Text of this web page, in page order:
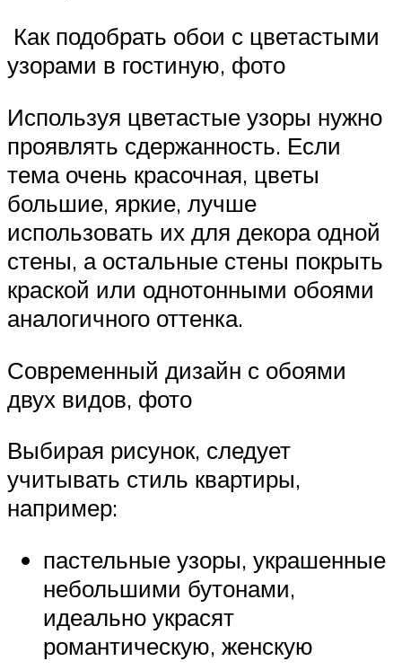
Как подобрать обои с цветастыми
узорами в гостиную, фото
Используя цветастые узоры нужно
проявлять сдержанность. Если
тема очень красочная, цветы
большие, яркие, лучше
использовать их для декора одной
стены, а остальные стены покрыть
краской или однотонными обоями
аналогичного оттенка.
Современный дизайн с обоями
двух видов, фото
Выбирая рисунок, следует
учитывать стиль квартиры,
например:
пастельные узоры, украшенные
небольшими бутонами,
идеально украсят
романтическую, женскую